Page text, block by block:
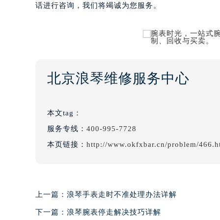
话进行咨询，我们将竭诚为您服务。
北京浪琴维修服务中心
本文tag：
服务专线： 400-995-7728
本页链接： http://www.okfxbar.cn/problem/
上一篇： 浪琴手表走时不准处理办法详解
下一篇： 浪琴腕表停走解决技巧详解